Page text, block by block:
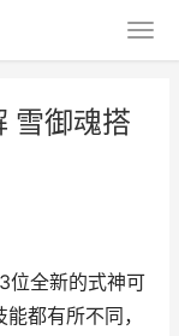
雪御魂搭
位全新的式神可
都有所不同，